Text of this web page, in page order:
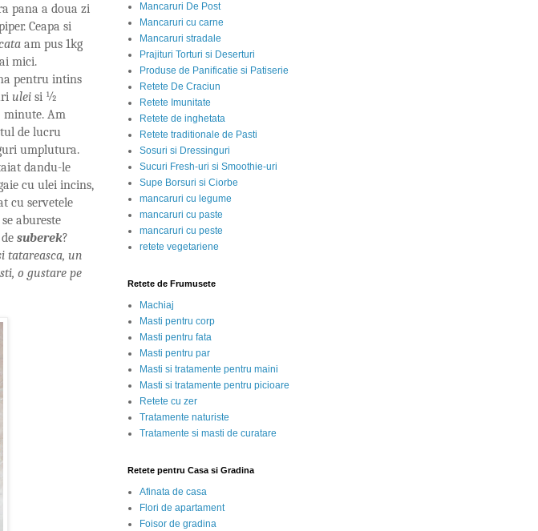
pana a doua zi
Ceapa si
am pus 1kg
mici.
pentru intins
ulei si ½
minute. Am
de lucru
umplutura.
dandu-le
cu ulei incins,
cu servetele
se abureste
suberek?
tatareasca, un
o gustare pe
Mancaruri De Post
Mancaruri cu carne
Mancaruri stradale
Prajituri Torturi si Deserturi
Produse de Panificatie si Patiserie
Retete De Craciun
Retete Imunitate
Retete de inghetata
Retete traditionale de Pasti
Sosuri si Dressinguri
Sucuri Fresh-uri si Smoothie-uri
Supe Borsuri si Ciorbe
mancaruri cu legume
mancaruri cu paste
mancaruri cu peste
retete vegetariene
Retete de Frumusete
Machiaj
Masti pentru corp
Masti pentru fata
Masti pentru par
Masti si tratamente pentru maini
Masti si tratamente pentru picioare
Retete cu zer
Tratamente naturiste
Tratamente si masti de curatare
Retete pentru Casa si Gradina
Afinata de casa
Flori de apartament
Foisor de gradina